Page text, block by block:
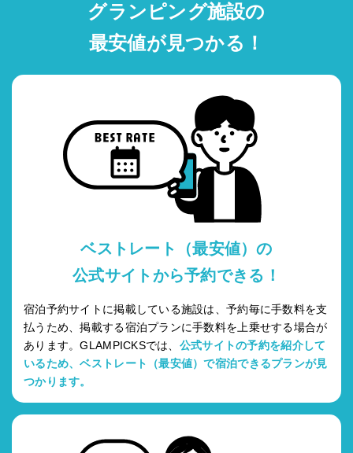
グランピング施設の
最安値が見つかる！
ベストレート（最安値）の
公式サイトから予約できる！
宿泊予約サイトに掲載している施設は、予約毎に手数料を支
払うため、掲載する宿泊プランに手数料を上乗せする場合が
あります。GLAMPICKSでは、 公式サイトの予約を紹介して
いるため、ベストレート（最安値）で宿泊できるプランが見
つかります。